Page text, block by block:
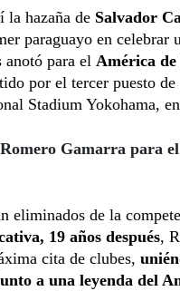
la hazaña de Salvador
paraguayo en celebrar
anotó para el América
por el tercer puesto
Stadium Yokohama,
Gamarra para
eliminados de la
19 años después,
cita de clubes,
a una leyenda del